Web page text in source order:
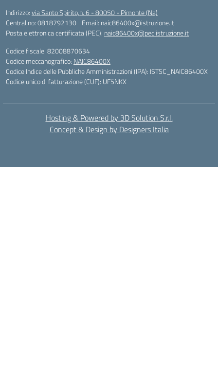
Indirizzo:via Santo Spirito,n. 6 - 80050 - Pimonte (Na)
Centralino:0818792130 Email: naic86400x@istruzione.it
Posta elettronica certificata (PEC): naic86400x@pec.istruzione.it
Codice fiscale: 82008870634
Codice meccanografico: NAIC86400X
Codice Indice delle Pubbliche Amministrazioni (IPA): ISTSC_NAIC86400X
Codice unico di fatturazione (CUF): UF5NKX
Hosting & Powered by 3D Solution S.r.l.
Concept & Design by Designers Italia